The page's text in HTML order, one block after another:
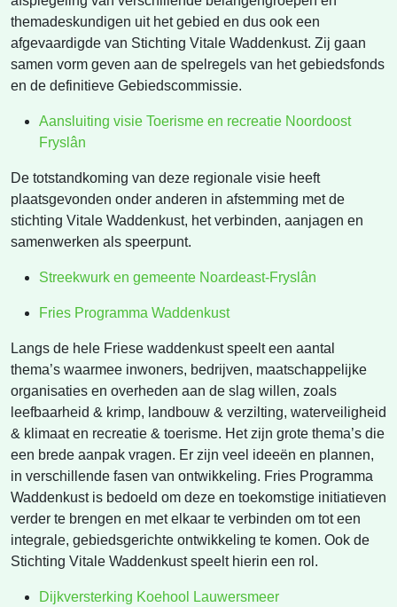
themadeskundigen uit het gebied en dus ook een
afgevaardigde van Stichting Vitale Waddenkust. Zij gaan
samen vorm geven aan de spelregels van het gebiedsfonds
en de definitieve Gebiedscommissie.
Aansluiting visie Toerisme en recreatie Noordoost
Fryslân
De totstandkoming van deze regionale visie heeft
plaatsgevonden onder anderen in afstemming met de
stichting Vitale Waddenkust, het verbinden, aanjagen en
samenwerken als speerpunt.
Streekwurk en gemeente Noardeast-Fryslân
Fries Programma Waddenkust
Langs de hele Friese waddenkust speelt een aantal
thema’s waarmee inwoners, bedrijven, maatschappelijke
organisaties en overheden aan de slag willen, zoals
leefbaarheid & krimp, landbouw & verzilting, waterveiligheid
& klimaat en recreatie & toerisme. Het zijn grote thema’s die
een brede aanpak vragen. Er zijn veel ideeën en plannen,
in verschillende fasen van ontwikkeling. Fries Programma
Waddenkust is bedoeld om deze en toekomstige initiatieven
verder te brengen en met elkaar te verbinden om tot een
integrale, gebiedsgerichte ontwikkeling te komen. Ook de
Stichting Vitale Waddenkust speelt hierin een rol.
Dijkversterking Koehool Lauwersmeer